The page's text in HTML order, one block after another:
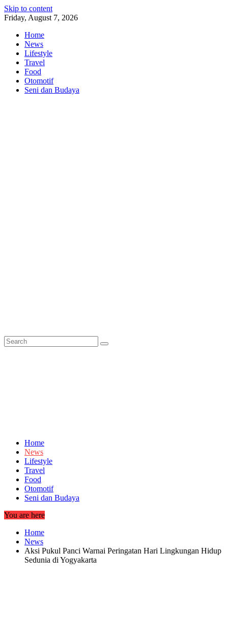
Skip to content
Friday, August 7, 2026
Home
News
Lifestyle
Travel
Food
Otomotif
Seni dan Budaya
Home
News
Lifestyle
Travel
Food
Otomotif
Seni dan Budaya
You are here
Home
News
Aksi Pukul Panci Warnai Peringatan Hari Lingkungan Hidup
Sedunia di Yogyakarta